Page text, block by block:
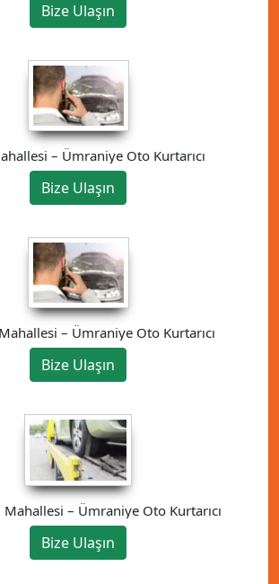
Bize Ulaşın
– Ümraniye Oto Kurtarıcı
Bize Ulaşın
– Ümraniye Oto Kurtarıcı
Bize Ulaşın
Mahallesi – Ümraniye Oto Kurtarıcı
Bize Ulaşın